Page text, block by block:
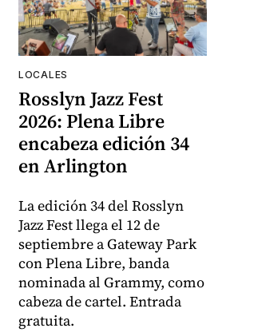
LOCALES
Rosslyn Jazz Fest
2026: Plena Libre
encabeza edición 34
en Arlington
La edición 34 del Rosslyn
Jazz Fest llega el 12 de
septiembre a Gateway Park
con Plena Libre, banda
nominada al Grammy, como
cabeza de cartel. Entrada
gratuita.